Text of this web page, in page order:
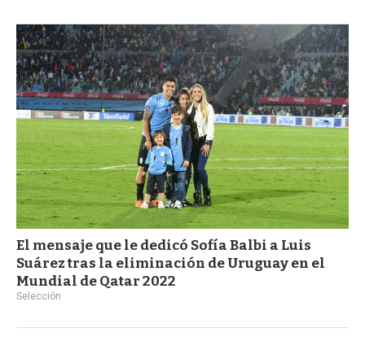
El mensaje que le dedicó Sofía Balbi a Luis
Suárez tras la eliminación de Uruguay en el
Mundial de Qatar 2022
Selección